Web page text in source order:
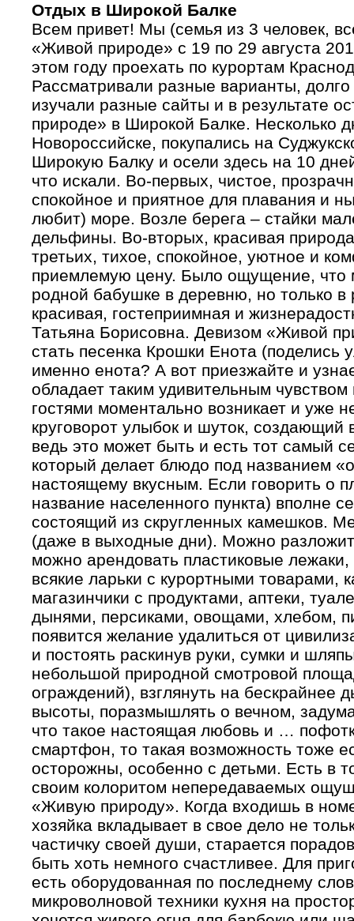
Отдых в Широкой Балке
Всем привет! Мы (семья из 3 человек,
«Живой природе» с 19 по 29 августа
этом году проехать по курортам
Рассматривали разные варианты,
изучали разные сайты и в результате
природе» в Широкой Балке. Несколько
Новороссийске, покупались на
Широкую Балку и осели здесь на 10
что искали. Во-первых, чистое,
спокойное и приятное для плавания и
любит) море. Возле берега – стайки
дельфины. Во-вторых, красивая
третьих, тихое, спокойное, уютное и
приемлемую цену. Было ощущение, что
родной бабушке в деревню, но только
красивая, гостеприимная и
Татьяна Борисовна. Девизом «Живой
стать песенка Крошки Енота
именно енота? А вот приезжайте и
обладает таким удивительным
гостями моментально возникает и уже
круговорот улыбок и шуток,
ведь это может быть и есть тот самый
который делает блюдо под названием
настоящему вкусным. Если говорить о
название населенного пункта) вполне
состоящий из скругленных камешков.
(даже в выходные дни). Можно
можно арендовать пластиковые
всякие ларьки с курортными товарами,
магазинчики с продуктами, аптеки,
дынями, персиками, овощами, хлебом,
появится желание удалиться от
и постоять раскинув руки, сумки и
небольшой природной смотровой
ограждений), взглянуть на
высоты, поразмышлять о вечном,
что такое настоящая любовь и …
смартфон, то такая возможность тоже
осторожны, особенно с детьми. Есть в
своим колоритом непередаваемых
«Живую природу». Когда входишь в
хозяйка вкладывает в свое дело не
частичку своей души, старается
быть хоть немного счастливее. Для
есть оборудованная по последнему
микроволновой техники кухня на